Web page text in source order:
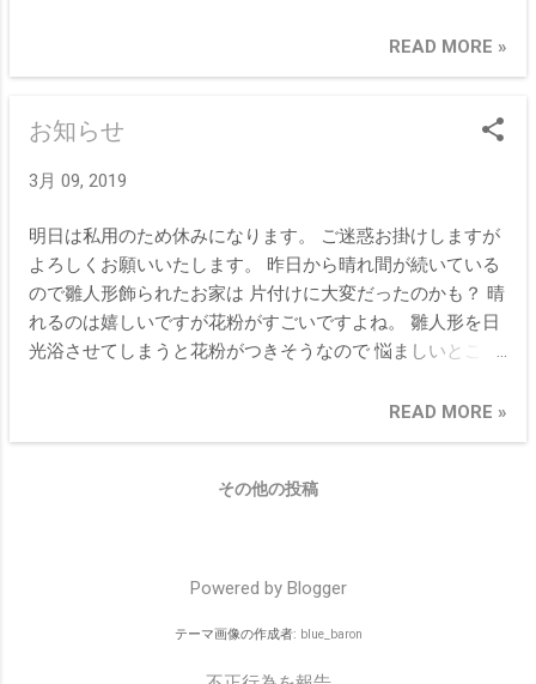
ト内容） リペア リストラティブ シャンプー 50mL リペア
使えるのでアウトバスの効果が最大限引き出せますよ。 ミ
READ MORE »
お知らせ
3月 09, 2019
明日は私用のため休みになります。 ご迷惑お掛けしますが
よろしくお願いいたします。 昨日から晴れ間が続いている
ので雛人形飾られたお家は 片付けに大変だったのかも？ 晴
れるのは嬉しいですが花粉がすごいですよね。 雛人形を日
光浴させてしまうと花粉がつきそうなので 悩ましいところ
けましたが 最近は見かけたことがありません。 縁側のある
お家が少なくなってるからでしょうか。
READ MORE »
その他の投稿
Powered by Blogger
テーマ画像の作成者: blue_baron